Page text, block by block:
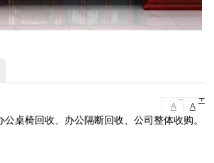
A A
+
桌椅回收、办公隔断回收、公司整体收购。